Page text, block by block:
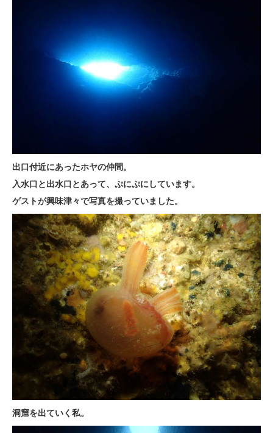
出口付近にあったホヤの仲間。
入水口と出水口とあって、ぷにぷにしています。
ゲストが興味津々で写真を撮っていました。
洞窟を出ていく私。